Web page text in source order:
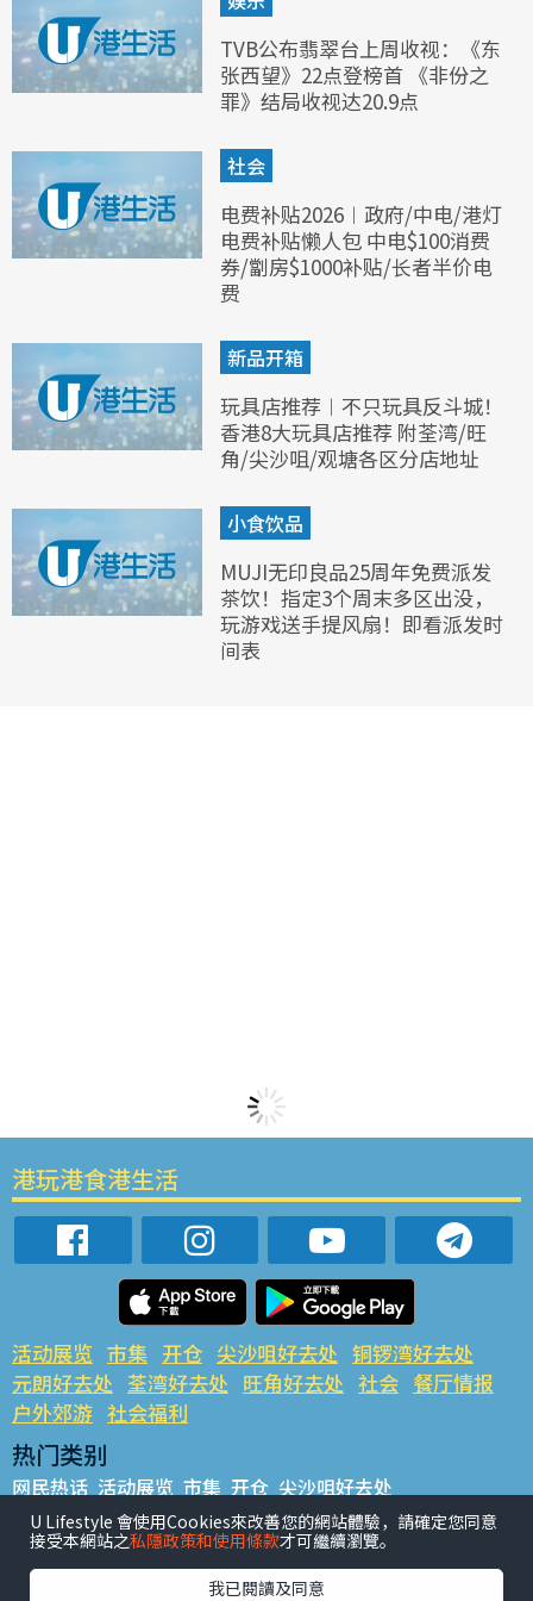
TVB公布翡翠台上周收视：《东
张西望》22点登榜首 《非份之
罪》结局收视达20.9点
社会
电费补贴2026︱政府/中电/港灯
电费补贴懒人包 中电$100消费
券/劏房$1000补贴/长者半价电
费
新品开箱
玩具店推荐︱不只玩具反斗城！
香港8大玩具店推荐 附荃湾/旺
角/尖沙咀/观塘各区分店地址
小食饮品
MUJI无印良品25周年免费派发
茶饮！指定3个周末多区出没，
玩游戏送手提风扇！即看派发时
间表
港玩港食港生活
活动展览 市集 开仓 尖沙咀好去处 铜锣湾好去处
元朗好去处 荃湾好去处 旺角好去处 社会 餐厅情报
户外郊游 社会福利
热门类别
网民热话 活动展览 市集 开仓 尖沙咀好去处
铜锣湾好去处 元朗好去处 荃湾好去处 旺角好去处 社会
餐厅情报 户外郊游
热门标签
U Lifestyle 會使用Cookies來改善您的網站體驗，請確定您同意
接受本網站之私隱政策和使用條款才可繼續瀏覽。
我已閱讀及同意